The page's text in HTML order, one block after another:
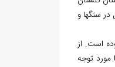
محل برخورد و فرورانش پوسته اقیانوسی دریای خزر به زیر صفحات البرز است. این فشارهای زمین ساختی سبب ایجاد شکستگی و گسل در سنگ‎ها و
است. از
توجه